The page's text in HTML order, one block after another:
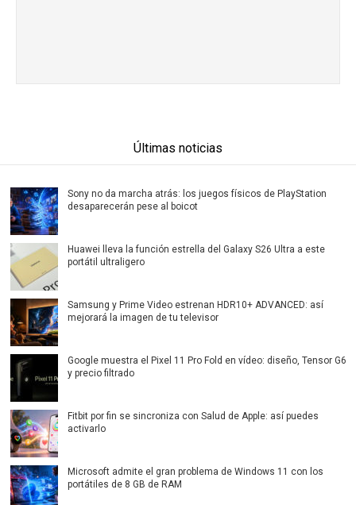
Últimas noticias
Sony no da marcha atrás: los juegos físicos de PlayStation
desaparecerán pese al boicot
Huawei lleva la función estrella del Galaxy S26 Ultra a este
portátil ultraligero
Samsung y Prime Video estrenan HDR10+ ADVANCED: así
mejorará la imagen de tu televisor
Google muestra el Pixel 11 Pro Fold en vídeo: diseño, Tensor G6
y precio filtrado
Fitbit por fin se sincroniza con Salud de Apple: así puedes
activarlo
Microsoft admite el gran problema de Windows 11 con los
portátiles de 8 GB de RAM